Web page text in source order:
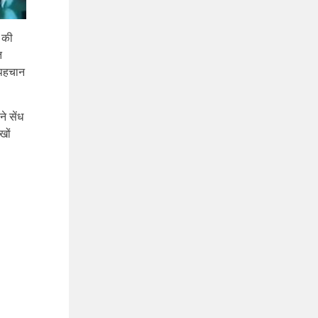
ने सेंध